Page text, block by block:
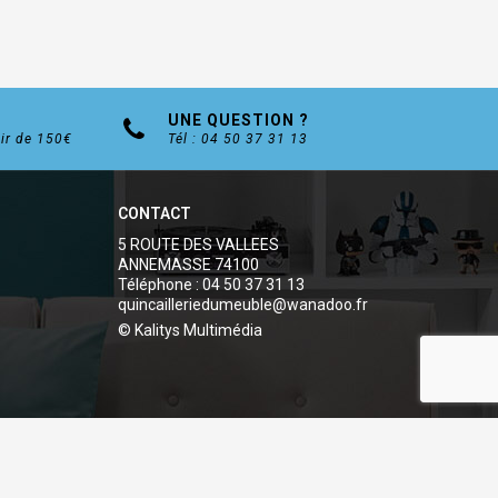
de 150€
UNE QUESTION ?
Tél : 04 50 37 31 13
CONTACT
5 ROUTE DES VALLEES
ANNEMASSE 74100
Téléphone : 04 50 37 31 13
quincailleriedumeuble@wanadoo.fr
© Kalitys Multimédia